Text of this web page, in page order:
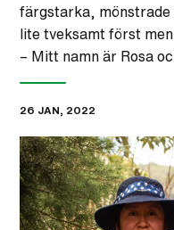
färgstarka, mönstrade
lite tveksamt först
– Mitt namn är Rosa
26 JAN, 2022